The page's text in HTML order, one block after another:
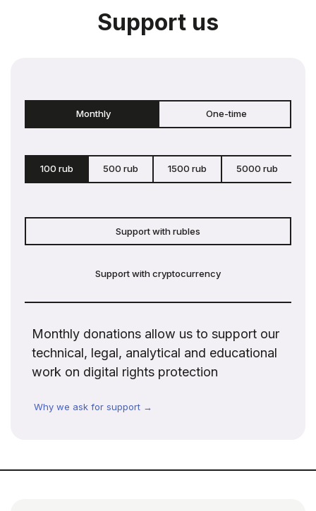
Support us
Monthly One-time
100 rub 500 rub 1500 rub 5000 rub
Support with rubles
Support with cryptocurrency
Monthly donations allow us to support our
technical, legal, analytical and educational
work on digital rights protection
Why we ask for support →